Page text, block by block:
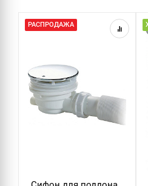
ДУШ
ДУШЕВЫЕ ГАРНИТУРЫ
РАСПРОДАЖА